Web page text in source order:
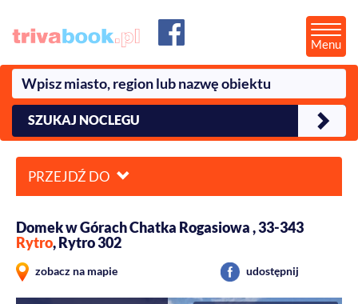
Menu
SZUKAJ NOCLEGU
PRZEJDŹ DO
Domek w Górach Chatka Rogasiowa , 33-343
Rytro, Rytro 302
zobacz na mapie udostępnij